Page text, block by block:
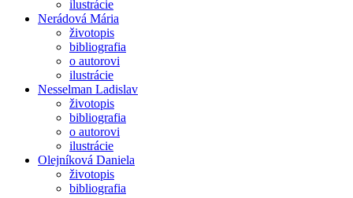
ilustrácie
Nerádová Mária
životopis
bibliografia
o autorovi
ilustrácie
Nesselman Ladislav
životopis
bibliografia
o autorovi
ilustrácie
Olejníková Daniela
životopis
bibliografia